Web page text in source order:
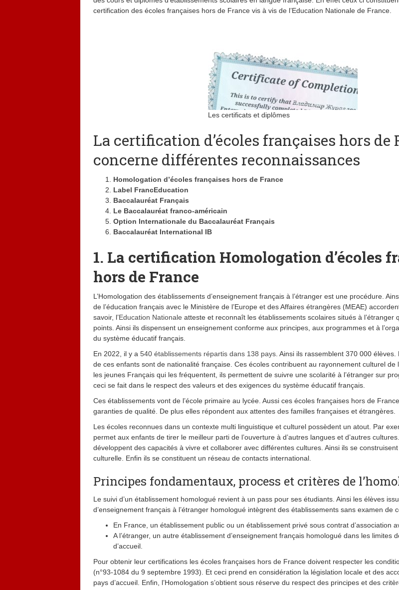
certification des écoles françaises hors de France vis à vis de l’Education Nationale de France.
Les certificats et diplômes
La certification d’écoles françaises hors de
concerne différentes reconnaissances
Homologation d’écoles françaises hors de France
Label FrancEducation
Baccalauréat Français
Le Baccalauréat franco-américain
Option Internationale du Baccalauréat Français
Baccalauréat International IB
1. La certification Homologation d’écoles
hors de France
L’Homologation des établissements d’enseignement français à l’étranger est une procédure.
de l’éducation français avec le Ministère de l’Europe et des Affaires étrangères (MEAE)
savoir, l’Education Nationale atteste et reconnaît les établissements scolaires situés à l’étranger
points. Ainsi ils dispensent un enseignement conforme aux principes, aux programmes et à
du système éducatif français.
En 2022, il y a 540 établissements répartis dans 138 pays . Ainsi ils rassemblent 370 000
de ces enfants sont de nationalité française. Ces écoles contribuent au rayonnement culturel de
les jeunes Français qui les fréquentent, ils permettent de suivre une scolarité à l’étranger sur
ceci se fait dans le respect des valeurs et des exigences du système éducatif français.
Ces établissements vont de l’école primaire au lycée. Aussi ces écoles françaises hors de
garanties de qualité. De plus elles répondent aux attentes des familles françaises et étrangères.
Les écoles reconnues dans un contexte multi linguistique et culturel possèdent un atout. Par
permet aux enfants de tirer le meilleur parti de l’ouverture à d’autres langues et d’autres
développent des capacités à vivre et collaborer avec différentes cultures. Ainsi ils se
culturelle. Enfin ils se constituent un réseau de contacts international.
Principes fondamentaux, process et critères de
Le suivi d’un établissement homologué revient à un pass pour ses étudiants. Ainsi les élèves
d’enseignement français à l’étranger homologué intègrent des établissements sans examen de
En France, un établissement public ou un établissement privé sous contrat d’association
A l’étranger, un autre établissement d’enseignement français homologué dans les limites
d’accueil.
Pour obtenir leur certifications les écoles françaises hors de France doivent respecter les
(n°93-1084 du 9 septembre 1993). Et ceci prend en considération la législation locale et des
pays d’accueil. Enfin, l’Homologation s’obtient sous réserve du respect des principes et des